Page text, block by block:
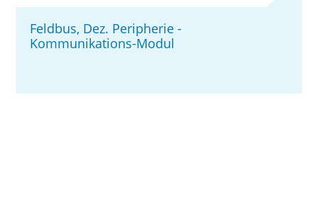
Feldbus, Dez. Peripherie -
Kommunikations-Modul